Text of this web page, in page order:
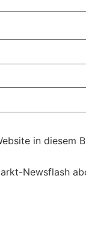
in diesem
Newsflash